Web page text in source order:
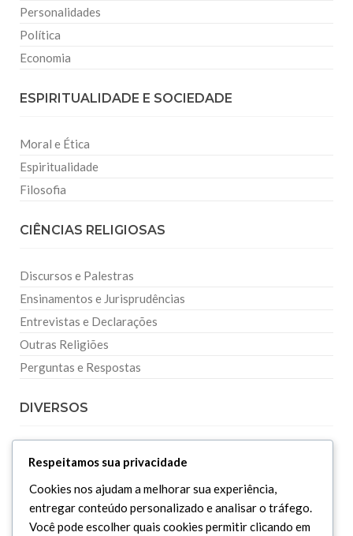
Personalidades
Política
Economia
ESPIRITUALIDADE E SOCIEDADE
Moral e Ética
Espiritualidade
Filosofia
CIÊNCIAS RELIGIOSAS
Discursos e Palestras
Ensinamentos e Jurisprudências
Entrevistas e Declarações
Outras Religiões
Perguntas e Respostas
DIVERSOS
Respeitamos sua privacidade
Cookies nos ajudam a melhorar sua experiência,
entregar conteúdo personalizado e analisar o tráfego.
Você pode escolher quais cookies permitir clicando em